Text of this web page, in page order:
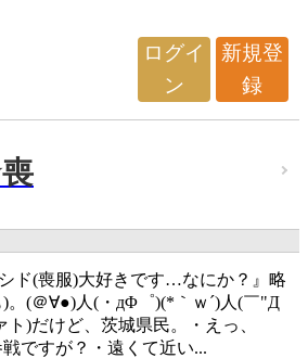
ログイ
ン
新規登
録
ド(喪服)大好きです…なにか？』略
。(＠∀●)人(・дΦ゜)(*｀ｗ´)人(￣"Д
)だけど、茨城県民。・えっ、
ですが？・遠くて近い...